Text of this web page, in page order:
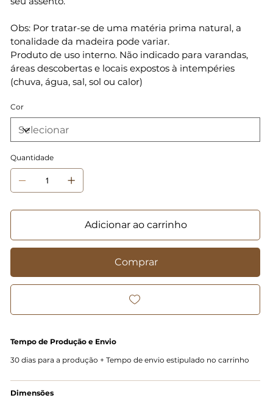
Obs: Por tratar-se de uma matéria prima natural, a
tonalidade da madeira pode variar.
Produto de uso interno. Não indicado para varandas,
áreas descobertas e locais expostos à intempéries
(chuva, água, sal, sol ou calor)
Cor
Quantidade
Adicionar ao carrinho
Comprar
Tempo de Produção e Envio
30 dias para a produção + Tempo de envio estipulado no carrinho
Dimensões